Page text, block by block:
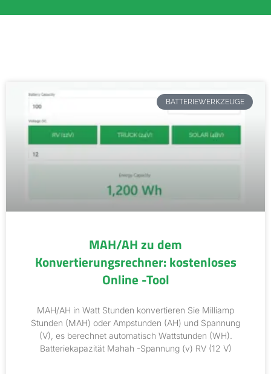
BATTERIEWERKZEUGE
MAH/AH zu dem
Konvertierungsrechner: kostenloses
Online -Tool
MAH/AH in Watt Stunden konvertieren Sie Milliamp
Stunden (MAH) oder Ampstunden (AH) und Spannung
(V), es berechnet automatisch Wattstunden (WH).
Batteriekapazität Mahah -Spannung (v) RV (12 V)